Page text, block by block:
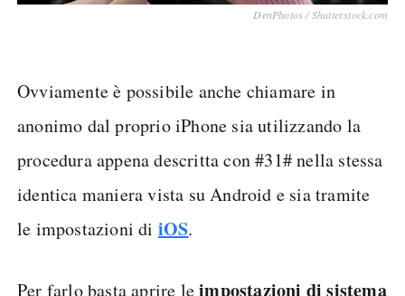
DenPhotos / Shutterstock.com
Ovviamente è possibile anche chiamare in
anonimo dal proprio iPhone sia utilizzando la
procedura appena descritta con #31# nella stessa
identica maniera vista su Android e sia tramite
le impostazioni di iOS.
Per farlo basta aprire leimpostazioni di sistema